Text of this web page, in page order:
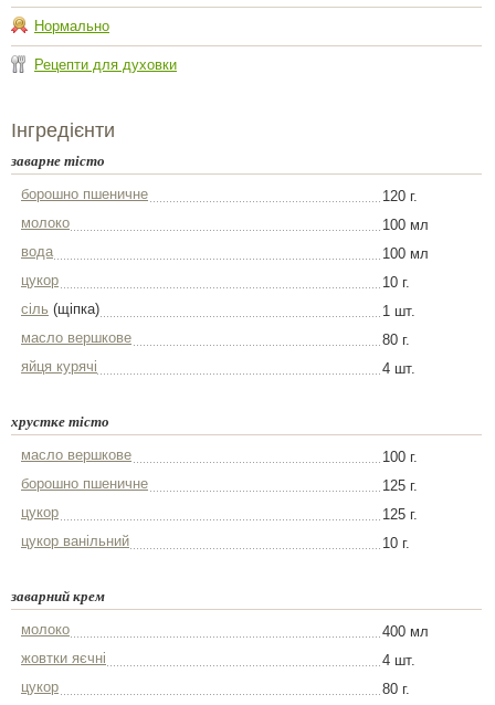
Нормально
Рецепти для духовки
Інгредієнти
заварне тісто
борошно пшеничне
120 г.
молоко
100 мл
вода
100 мл
цукор
10 г.
сіль (щіпка)
1 шт.
масло вершкове
80 г.
яйця курячі
4 шт.
хрустке тісто
масло вершкове
100 г.
борошно пшеничне
125 г.
цукор
125 г.
цукор ванільний
10 г.
заварний крем
молоко
400 мл
жовтки яєчні
4 шт.
цукор
80 г.